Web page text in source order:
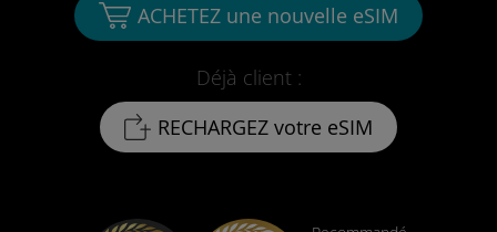
Déjà client :
RECHARGEZ votre eSIM
ACHETEZ une nouvelle eSIM